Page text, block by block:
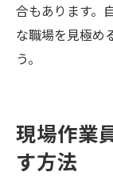
合もあります。
な職場を見極め
う。
現場作業
す方法